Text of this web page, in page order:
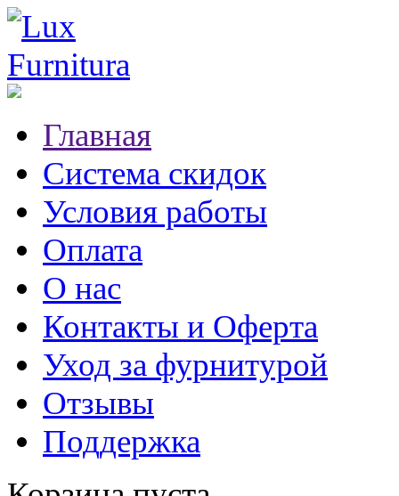
Главная
Система скидок
Условия работы
Оплата
О нас
Контакты и Оферта
Уход за фурнитурой
Отзывы
Поддержка